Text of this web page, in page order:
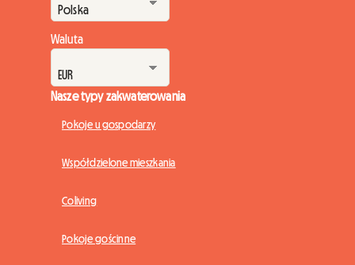
Waluta
Nasze typy zakwaterowania
Pokoje u gospodarzy
Współdzielone mieszkania
Coliving
Pokoje gościnne